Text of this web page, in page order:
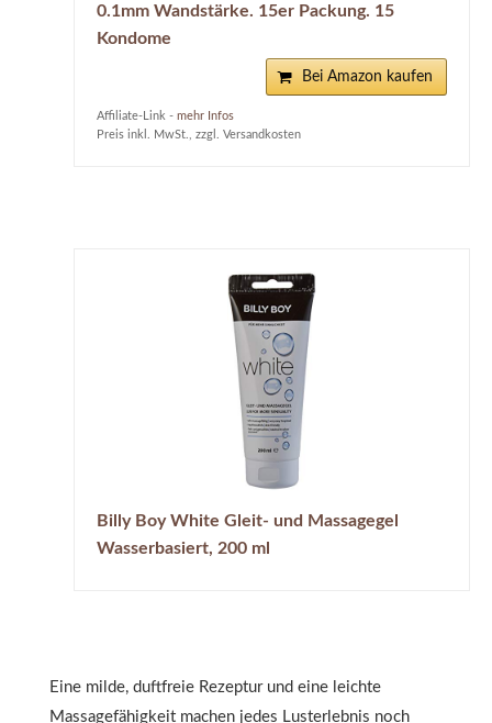
0.1mm Wandstärke. 15er Packung. 15
Kondome
Bei Amazon kaufen
Affiliate-Link - mehr Infos
Preis inkl. MwSt., zzgl. Versandkosten
Billy Boy White Gleit- und Massagegel
Wasserbasiert, 200 ml
Eine milde, duftfreie Rezeptur und eine leichte
Massagefähigkeit machen jedes Lusterlebnis noch